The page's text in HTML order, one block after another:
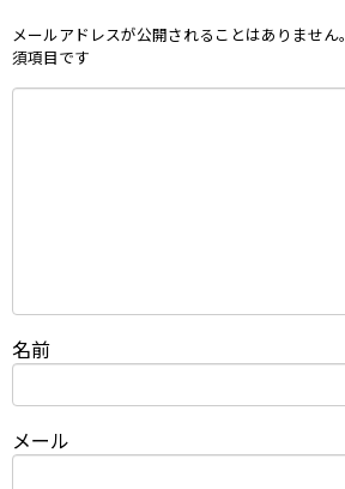
メールアドレスが公開されることはありません。
須項目です
名前
メール